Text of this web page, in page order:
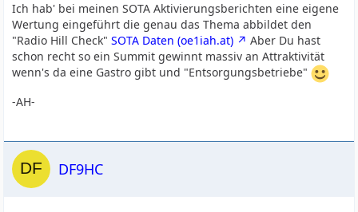
Ich hab' bei meinen SOTA Aktivierungsberichten eine eigene
Wertung eingeführt die genau das Thema abbildet den
"Radio Hill Check"SOTA Daten (oe1iah.at)
Aber Du hast
schon recht so ein Summit gewinnt massiv an Attraktivität
wenn's da eine Gastro gibt und "Entsorgungsbetriebe"
-AH-
DF9HC